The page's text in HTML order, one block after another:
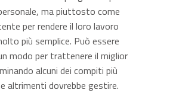
ma piuttosto come
per rendere il loro lavoro
più semplice. Può essere
modo per trattenere il miglior
alcuni dei compiti più
altrimenti dovrebbe gestire.